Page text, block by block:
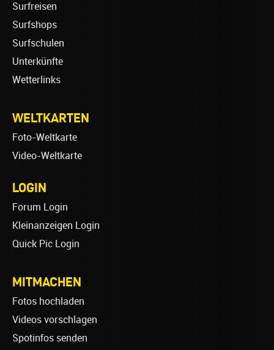
Surfreisen
Surfshops
Surfschulen
Unterkünfte
Wetterlinks
WELTKARTEN
Foto-Weltkarte
Video-Weltkarte
LOGIN
Forum Login
Kleinanzeigen Login
Quick Pic Login
MITMACHEN
Fotos hochladen
Videos vorschlagen
Spotinfos senden